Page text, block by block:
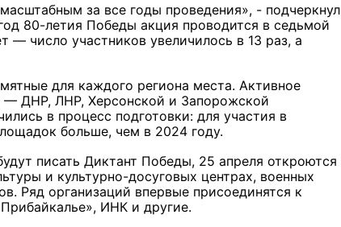
за все годы проведения», - подчеркнул
80-летия Победы акция проводится в седьмой
число участников увеличилось в 13 раз, а
для каждого региона места. Активное
— ДНР, ЛНР, Херсонской и Запорожской
в процесс подготовки: для участия в
больше, чем в 2024 году.
писать Диктант Победы, 25 апреля откроются
и культурно-досуговых центрах, военных
Ряд организаций впервые присоединятся к
ИНК и другие.